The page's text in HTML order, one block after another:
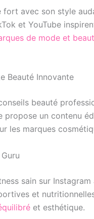
fort avec son style
et YouTube
de mode et
Beauté Innovante
beauté
propose un contenu
les marques
sain sur Instagram
et
et esthétique.